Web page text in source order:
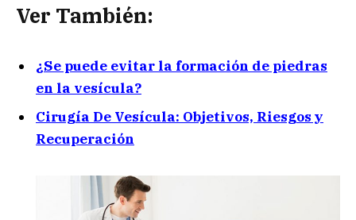
Ver También:
¿Se puede evitar la formación de piedras
en la vesícula?
Cirugía De Vesícula: Objetivos, Riesgos y
Recuperación